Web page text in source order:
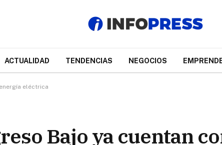
ACTUALIDAD TENDENCIAS NEGOCIOS
eléctrica
Bajo ya cuentan